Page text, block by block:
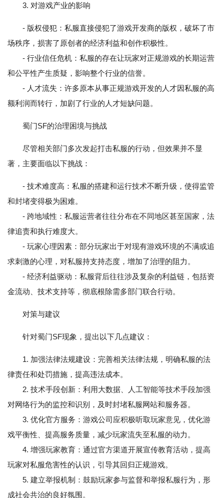
3. 对游戏产业的影响
- 版权侵犯：私服直接侵犯了游戏开发商的版权，破坏了市
场秩序，损害了原创者的经济利益和创作积极性。
- 行业信任危机：私服的存在让玩家对正规游戏的长期运营
和公平性产生质疑，影响整个行业的信誉。
- 人才流失：许多原本从事正规游戏开发的人才因私服的高
额利润而转行，加剧了行业的人才短缺问题。
蜀门SF的治理困境与挑战
尽管相关部门多次发起打击私服的行动，但效果并不显
著，主要面临以下挑战：
- 技术难度高：私服的搭建和运行技术不断升级，使得监管
和封堵变得极为困难。
- 跨地域性：私服运营者往往分布在不同地区甚至国家，法
律追责和执行难度大。
- 玩家心理因素：部分玩家出于对现有游戏环境的不满或追
求刺激的心理，对私服持支持态度，增加了治理的阻力。
- 经济利益驱动：私服背后往往涉及复杂的利益链，包括资
金流动、技术支持等，彻底根除需多部门联合行动。
对策与建议
针对蜀门SF现象，提出以下几点建议：
1. 加强法律法规建设：完善相关法律法规，明确私服的法
律责任和处罚措施，提高违法成本。
2. 技术手段创新：利用大数据、人工智能等技术手段加强
对网络行为的监控和识别，及时封堵私服网站和服务器。
3. 优化官方服务：游戏公司应积极听取玩家意见，优化游
戏平衡性、提高服务质量，减少玩家流失至私服的动力。
4. 增强玩家教育：通过官方渠道开展宣传教育活动，提高
玩家对私服危害性的认识，引导其回归正规游戏。
5. 建立举报机制：鼓励玩家参与监督和举报私服行为，形
成社会共治的良好氛围。